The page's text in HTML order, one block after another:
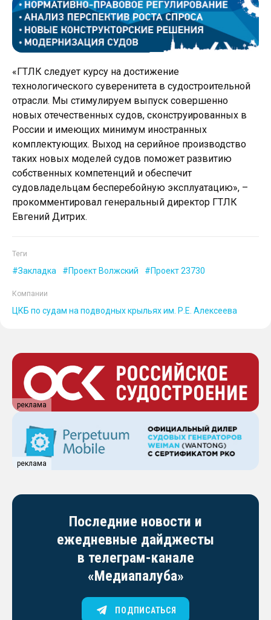
«ГТЛК следует курсу на достижение
технологического суверенитета в судостроительной
отрасли. Мы стимулируем выпуск совершенно
новых отечественных судов, сконструированных в
России и имеющих минимум иностранных
комплектующих. Выход на серийное производство
таких новых моделей судов поможет развитию
собственных компетенций и обеспечит
судовладельцам бесперебойную эксплуатацию», –
прокомментировал генеральный директор ГТЛК
Евгений Дитрих.
Теги
Закладка Проект Волжский Проект 23730
Компании
ЦКБ по судам на подводных крыльях им. Р.Е. Алексеева
реклама
реклама
Последние новости и
ежедневные дайджесты
в телеграм-канале
«Медиапалуба»
ПОДПИСАТЬСЯ